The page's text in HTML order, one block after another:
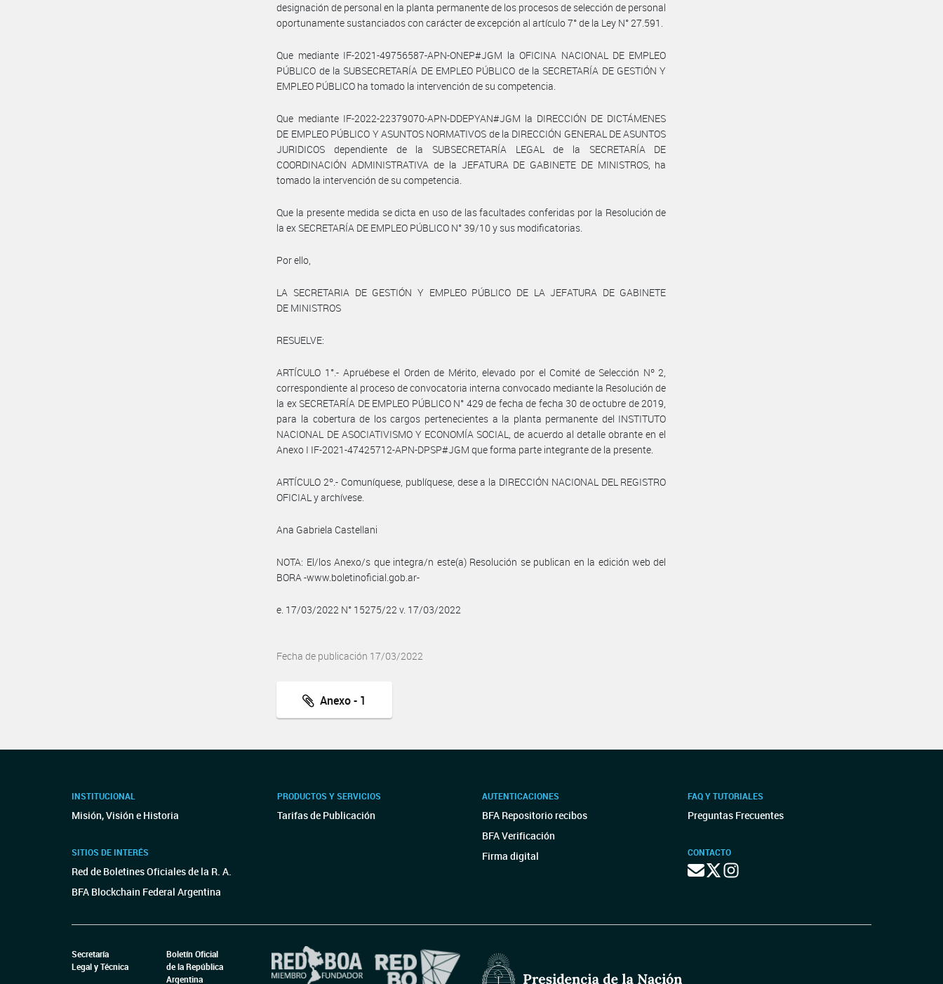
designación de personal en la planta permanente de los procesos de selección de personal
oportunamente sustanciados con carácter de excepción al artículo 7° de la Ley N° 27.591.
Que mediante IF-2021-49756587-APN-ONEP#JGM la OFICINA NACIONAL DE EMPLEO
PÚBLICO de la SUBSECRETARÍA DE EMPLEO PÚBLICO de la SECRETARÍA DE GESTIÓN Y
EMPLEO PÚBLICO ha tomado la intervención de su competencia.
Que mediante IF-2022-22379070-APN-DDEPYAN#JGM la DIRECCIÓN DE DICTÁMENES
DE EMPLEO PÚBLICO Y ASUNTOS NORMATIVOS de la DIRECCIÓN GENERAL DE ASUNTOS
JURIDICOS dependiente de la SUBSECRETARÍA LEGAL de la SECRETARÍA DE
COORDINACIÓN ADMINISTRATIVA de la JEFATURA DE GABINETE DE MINISTROS, ha
tomado la intervención de su competencia.
Que la presente medida se dicta en uso de las facultades conferidas por la Resolución de
la ex SECRETARÍA DE EMPLEO PÚBLICO N° 39/10 y sus modificatorias.
Por ello,
LA SECRETARIA DE GESTIÓN Y EMPLEO PÚBLICO DE LA JEFATURA DE GABINETE
DE MINISTROS
RESUELVE:
ARTÍCULO 1°.- Apruébese el Orden de Mérito, elevado por el Comité de Selección Nº 2,
correspondiente al proceso de convocatoria interna convocado mediante la Resolución de
la ex SECRETARÍA DE EMPLEO PÚBLICO N° 429 de fecha de fecha 30 de octubre de 2019,
para la cobertura de los cargos pertenecientes a la planta permanente del INSTITUTO
NACIONAL DE ASOCIATIVISMO Y ECONOMÍA SOCIAL, de acuerdo al detalle obrante en el
Anexo I IF-2021-47425712-APN-DPSP#JGM que forma parte integrante de la presente.
ARTÍCULO 2º.- Comuníquese, publíquese, dese a la DIRECCIÓN NACIONAL DEL REGISTRO
OFICIAL y archívese.
Ana Gabriela Castellani
NOTA: El/los Anexo/s que integra/n este(a) Resolución se publican en la edición web del
BORA -www.boletinoficial.gob.ar-
e. 17/03/2022 N° 15275/22 v. 17/03/2022
Fecha de publicación 17/03/2022
Anexo - 1
INSTITUCIONAL
Misión, Visión e Historia
SITIOS DE INTERÉS
Red de Boletines Oficiales de la R. A.
BFA Blockchain Federal Argentina
PRODUCTOS Y SERVICIOS
Tarifas de Publicación
AUTENTICACIONES
BFA Repositorio recibos
BFA Verificación
Firma digital
FAQ Y TUTORIALES
Preguntas Frecuentes
CONTACTO
Secretaría
Legal y Técnica
Boletín Oficial
de la República
Argentina